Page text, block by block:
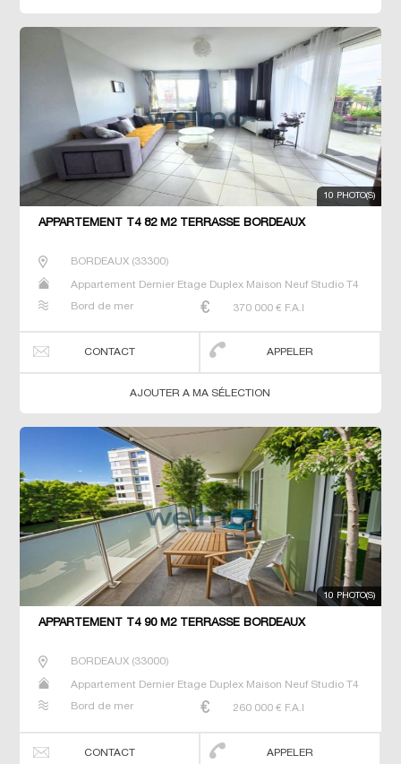
10 PHOTO(S)
APPARTEMENT T4 82 M2 TERRASSE BORDEAUX
BORDEAUX(33300)
Appartement Dernier Etage Duplex Maison Neuf Studio T4
Bord de mer 370 000 € F.A.I
CONTACT APPELER
AJOUTER A MA SÉLECTION
10 PHOTO(S)
APPARTEMENT T4 90 M2 TERRASSE BORDEAUX
BORDEAUX(33000)
Appartement Dernier Etage Duplex Maison Neuf Studio T4
Bord de mer 260 000 € F.A.I
CONTACT APPELER